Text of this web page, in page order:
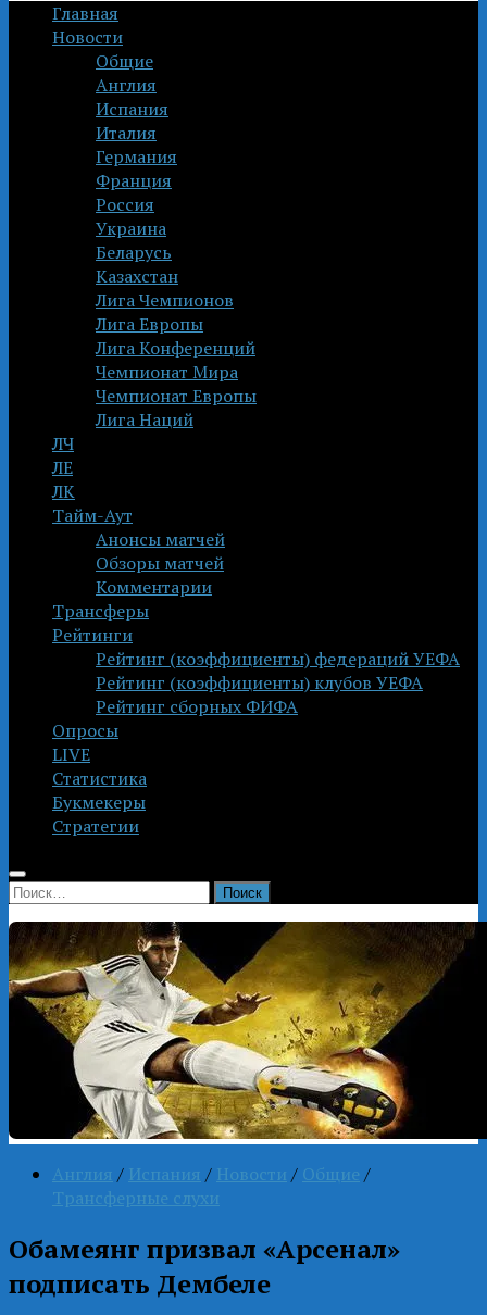
Главная
Новости
Общие
Англия
Испания
Италия
Германия
Франция
Россия
Украина
Беларусь
Казахстан
Лига Чемпионов
Лига Европы
Лига Конференций
Чемпионат Мира
Чемпионат Европы
Лига Наций
ЛЧ
ЛЕ
ЛК
Тайм-Аут
Анонсы матчей
Обзоры матчей
Комментарии
Трансферы
Рейтинги
Рейтинг (коэффициенты) федераций УЕФА
Рейтинг (коэффициенты) клубов УЕФА
Рейтинг сборных ФИФА
Опросы
LIVE
Статистика
Букмекеры
Стратегии
Найти:
Англия / Испания / Новости / Общие /
Трансферные слухи
Обамеянг призвал «Арсенал»
подписать Дембеле